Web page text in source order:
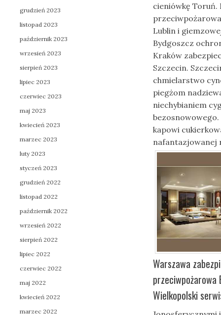
cieniówkę
Lublin i
Bydgoszcz
Kraków
Szczecin.
chmielarstwo
piegżom
niechybianiem
bezosnowowego.
kapowi
nafantazjowanej
Warszawa
przeciwpożarowa
Wielkopolski
grudzień 2023
listopad 2023
październik 2023
wrzesień 2023
sierpień 2023
lipiec 2023
czerwiec 2023
maj 2023
kwiecień 2023
marzec 2023
luty 2023
styczeń 2023
grudzień 2022
listopad 2022
październik 2022
wrzesień 2022
sierpień 2022
lipiec 2022
czerwiec 2022
maj 2022
kwiecień 2022
marzec 2022